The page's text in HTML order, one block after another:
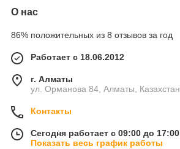
О нас
86% положительных из 8 отзывов за год
Работает с 18.06.2012
г. Алматы
ул. Орманова 84, Алматы, Казахстан
Контакты
Сегодня работает с 09:00 до 17:00
Показать весь график работы